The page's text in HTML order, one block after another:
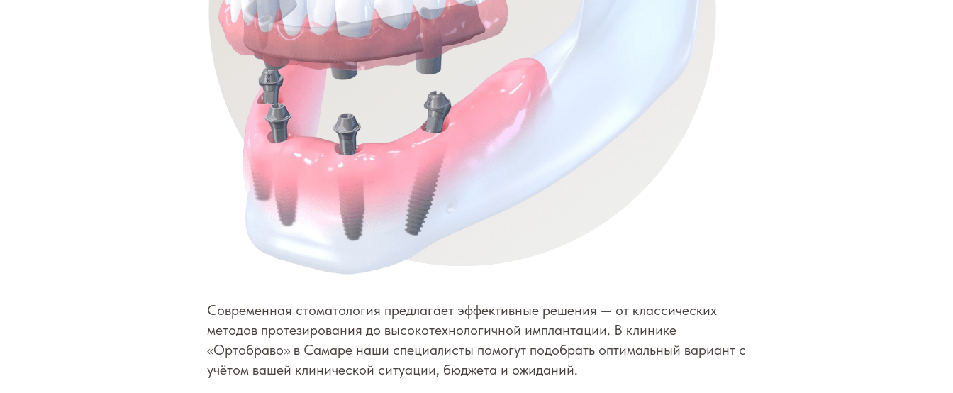
Современная стоматология предлагает эффективные решения — от классических
методов протезирования до высокотехнологичной имплантации. В клинике
«Ортобраво» в Самаре наши специалисты помогут подобрать оптимальный вариант с
учётом вашей клинической ситуации, бюджета и ожиданий.